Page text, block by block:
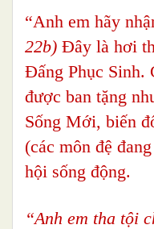
“Anh em hãy
22b) Đây là hơi
Đấng Phục Sinh.
được ban tặng
Sống Mới, biến
(các môn đệ
hội sống động.
“Anh em tha tội